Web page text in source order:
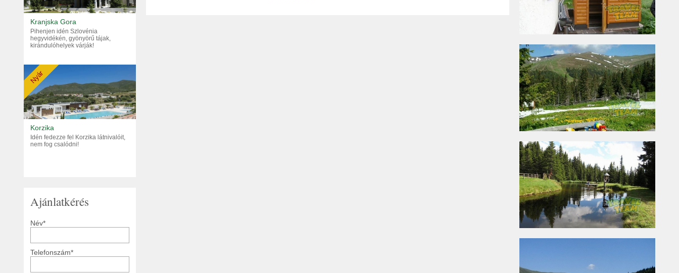
Kranjska Gora
Pihenjen idén Szlovénia
hegyvidékén, gyönyörű tájak,
kirándulóhelyek várják!
Nyár
Korzika
Idén fedezze fel Korzika látnivalóit,
nem fog csalódni!
Ajánlatkérés
Név*
Telefonszám*